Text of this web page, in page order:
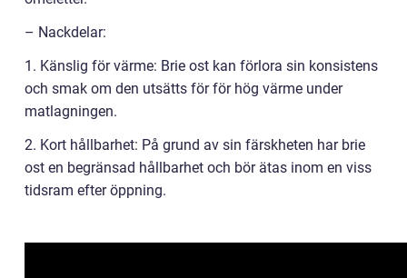
– Nackdelar:
1. Känslig för värme: Brie ost kan förlora sin konsistens
och smak om den utsätts för för hög värme under
matlagningen.
2. Kort hållbarhet: På grund av sin färskheten har brie
ost en begränsad hållbarhet och bör ätas inom en viss
tidsram efter öppning.